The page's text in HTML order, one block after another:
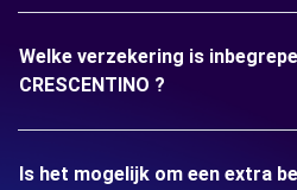
Welke verzekering is
CRESCENTINO ?
Is het mogelijk om een extra